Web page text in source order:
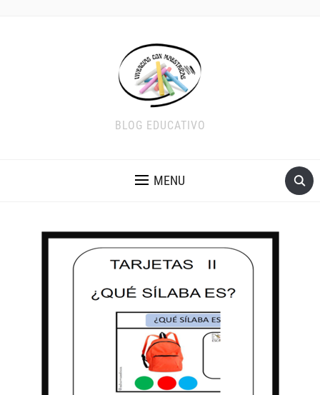
BLOG EDUCATIVO
MENU